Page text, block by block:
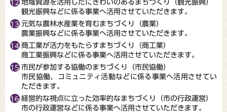
地域資源を活用したにぎわいのあるまちづくり（観光振興）
観光振興などに係る事業へ活用させていただきます。
元気な農林水産業を育むまちづくり（農業）
農業振興などに係る事業へ活用させていただきます。
商工業が活力をもたらすまちづくり（商工業）
商工業振興などに係る事業へ活用させていただきます。
市民が参加する協働のまちづくり（市民協働）
市民協働、コミュニティ活動などに係る事業へ活用させてい
ただきます。
経営的な視点に立った効率的なまちづくり（市の行政運営）
市の行政運営などに係る事業へ活用させていただきます。